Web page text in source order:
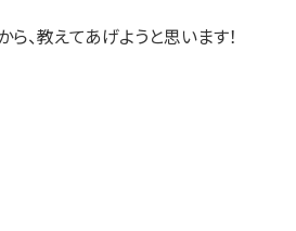
、教えてあげようと思います！